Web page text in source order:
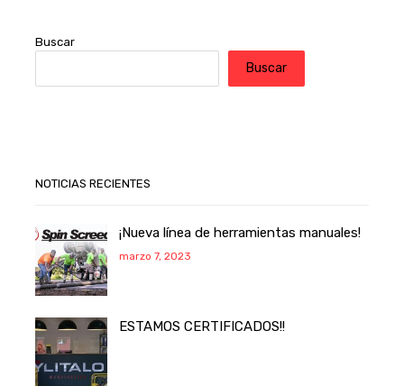
Buscar
Buscar
NOTICIAS RECIENTES
¡Nueva línea de herramientas manuales!
marzo 7, 2023
ESTAMOS CERTIFICADOS!!